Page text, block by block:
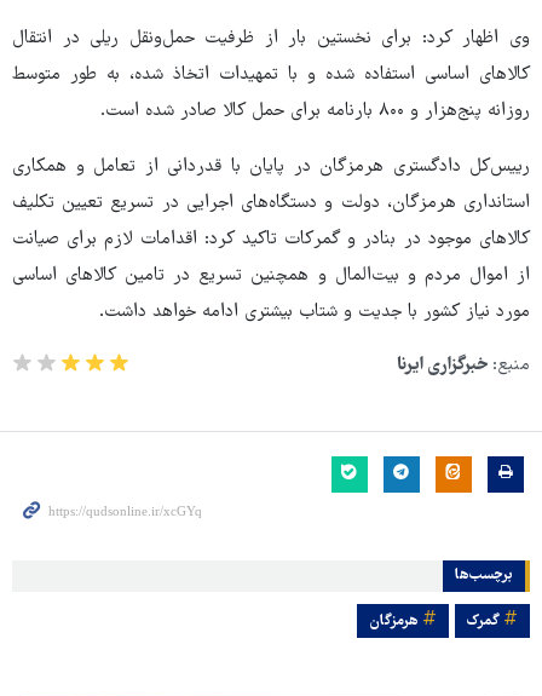
وی اظهار کرد: برای نخستین بار از ظرفیت حمل‌ونقل ریلی در انتقال
کالاهای اساسی استفاده شده و با تمهیدات اتخاذ شده، به طور متوسط
روزانه پنج‌هزار و ۸۰۰ بارنامه برای حمل کالا صادر شده است.
رییس‌کل دادگستری هرمزگان در پایان با قدردانی از تعامل و همکاری
استانداری هرمزگان، دولت و دستگاه‌های اجرایی در تسریع تعیین تکلیف
کالاهای موجود در بنادر و گمرکات تاکید کرد: اقدامات لازم برای صیانت
از اموال مردم و بیت‌المال و همچنین تسریع در تامین کالاهای اساسی
مورد نیاز کشور با جدیت و شتاب بیشتری ادامه خواهد داشت.
منبع: خبرگزاری ایرنا
برچسب‌ها
گمرک هرمزگان